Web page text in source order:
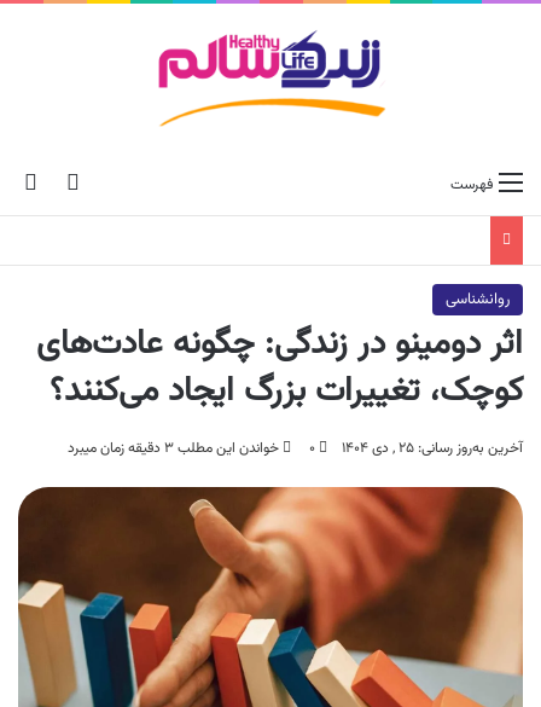
skin فهرست
روانشناسی
اثر دومینو در زندگی: چگونه عادت‌های
کوچک، تغییرات بزرگ ایجاد می‌کنند؟
آخرین به‌روز رسانی: ۲۵ , دی ۱۴۰۴ ۰ خواندن این مطلب ۳ دقیقه زمان میبرد